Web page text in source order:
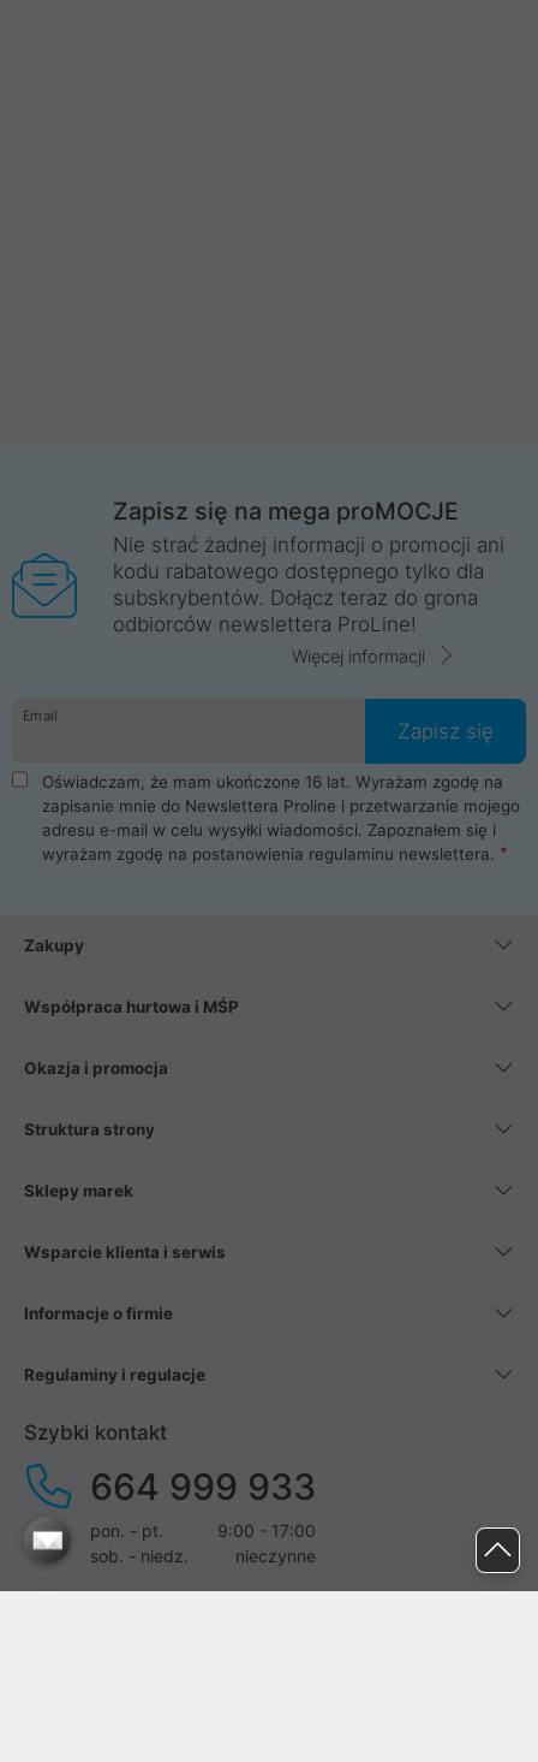
Zapisz się na mega proMOCJE
Nie strać żadnej informacji o promocji ani
kodu rabatowego dostępnego tylko dla
subskrybentów. Dołącz teraz do grona
odbiorców newslettera ProLine!
Więcej informacji
Email
Zapisz się
Oświadczam, że mam ukończone 16 lat. Wyrażam zgodę na
zapisanie mnie do Newslettera Proline i przetwarzanie mojego
adresu e-mail w celu wysyłki wiadomości. Zapoznałem się i
wyrażam zgodę na postanowienia regulaminu newslettera.
Zakupy
Współpraca hurtowa i MŚP
Okazja i promocja
Struktura strony
Sklepy marek
Wsparcie klienta i serwis
Informacje o firmie
Regulaminy i regulacje
Szybki kontakt
664 999 933
pon. - pt.
9:00 - 17:00
sob. - niedz.
nieczynne